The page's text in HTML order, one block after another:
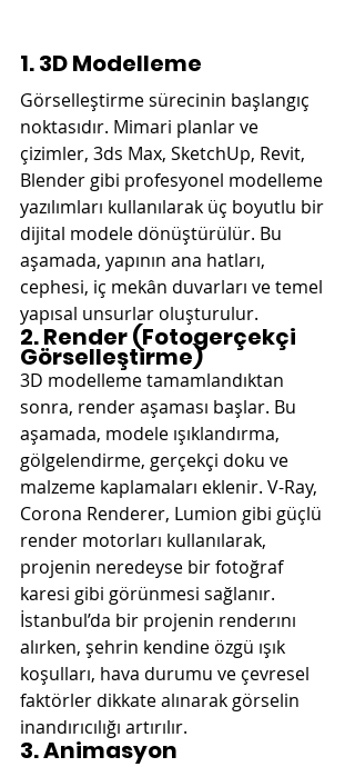
1. 3D Modelleme
Görselleştirme sürecinin başlangıç
noktasıdır. Mimari planlar ve
çizimler, 3ds Max, SketchUp, Revit,
Blender gibi profesyonel modelleme
yazılımları kullanılarak üç boyutlu bir
dijital modele dönüştürülür. Bu
aşamada, yapının ana hatları,
cephesi, iç mekân duvarları ve temel
yapısal unsurlar oluşturulur.
2. Render (Fotogerçekçi
Görselleştirme)
3D modelleme tamamlandıktan
sonra, render aşaması başlar. Bu
aşamada, modele ışıklandırma,
gölgelendirme, gerçekçi doku ve
malzeme kaplamaları eklenir. V-Ray,
Corona Renderer, Lumion gibi güçlü
render motorları kullanılarak,
projenin neredeyse bir fotoğraf
karesi gibi görünmesi sağlanır.
İstanbul’da bir projenin renderını
alırken, şehrin kendine özgü ışık
koşulları, hava durumu ve çevresel
faktörler dikkate alınarak görselin
inandırıcılığı artırılır.
3. Animasyon